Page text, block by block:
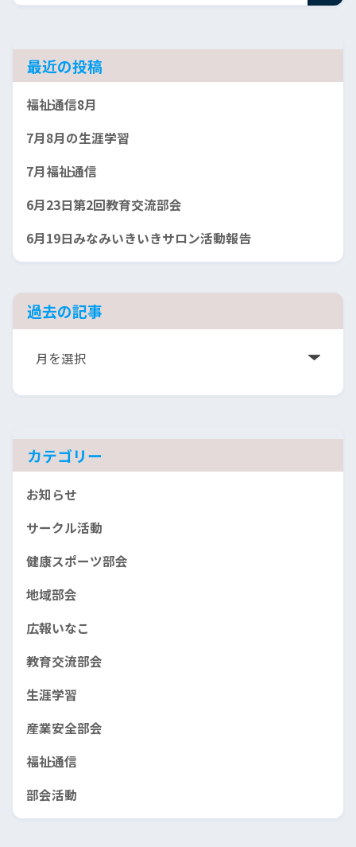
最近の投稿
福祉通信8月
7月8月の生涯学習
7月福祉通信
6月23日第2回教育交流部会
6月19日みなみいきいきサロン活動報告
過去の記事
ア
カ
ブ
カテゴリー
お知らせ
サークル活動
健康スポーツ部会
地域部会
広報いなこ
教育交流部会
生涯学習
産業安全部会
福祉通信
部会活動